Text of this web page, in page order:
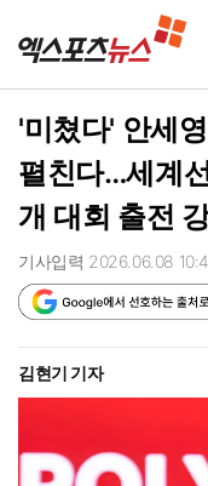
'미쳤다' 안세
펼친다…세계
개 대회 출전
기사입력 2026.06.08
김현기 기자